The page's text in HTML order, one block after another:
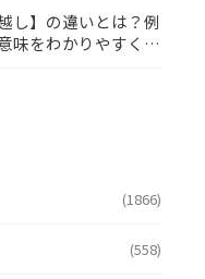
し】の違いとは？例
味をわかりやすく解
(1866)
(558)